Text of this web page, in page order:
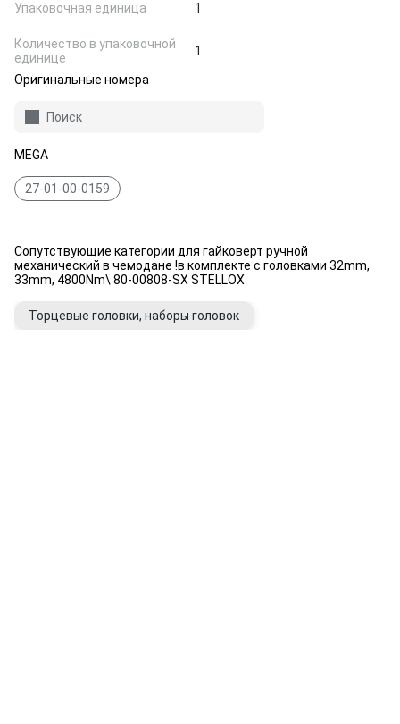
Упаковочная единица 1
Количество в упаковочной
единице
1
Оригинальные номера
Поиск
MEGA
27-01-00-0159
Сопутствующие категории для гайковерт ручной
механический в чемодане !в комплекте с головками 32mm,
33mm, 4800Nm\ 80-00808-SX STELLOX
Торцевые головки, наборы головок